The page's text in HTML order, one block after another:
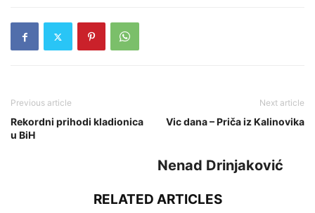
Previous article
Rekordni prihodi kladionica
u BiH
Next article
Vic dana – Priča iz Kalinovika
Nenad Drinjaković
RELATED ARTICLES